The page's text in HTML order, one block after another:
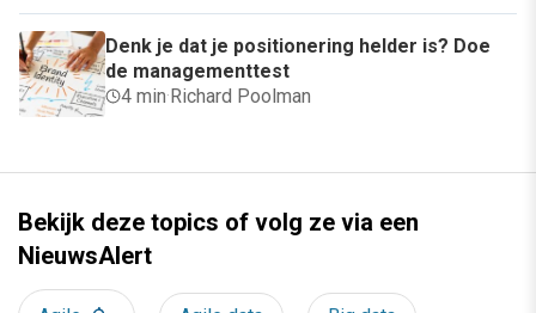
Denk je dat je positionering helder is? Doe
de managementtest
4 min·Richard Poolman
Bekijk deze topics of volg ze via een
NieuwsAlert